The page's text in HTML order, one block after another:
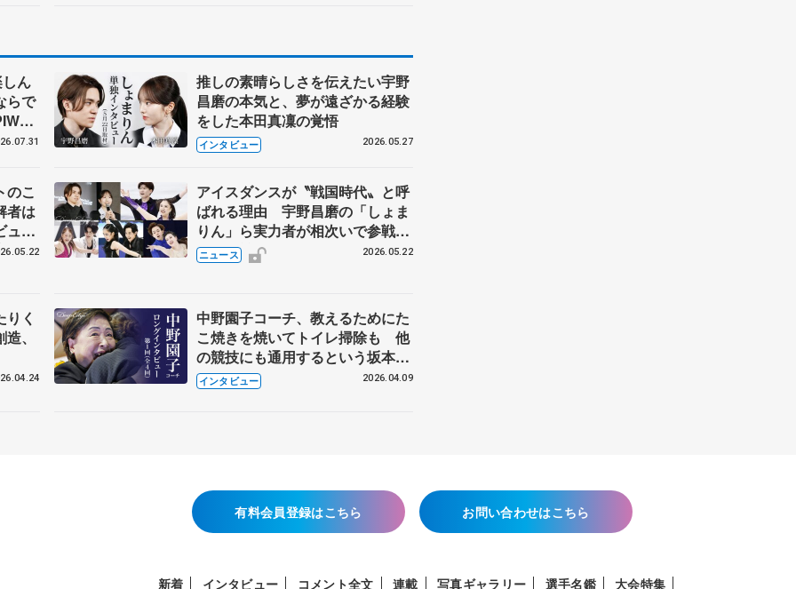
ん
らで
前
推しの素晴らしさを伝えたい宇野
昌磨の本気と、夢が遠ざかる経験
をした本田真凜の覚悟
インタビュー 2026.05.27
のこ
者は
ュー
人、
アイスダンスが〝戦国時代〟と呼
ばれる理由 宇野昌磨の「しょま
りん」ら実力者が相次いで参戦
国内の競争激化
ニュース 2026.05.22
く
、
中野園子コーチ、教えるためにた
こ焼きを焼いてトイレ掃除も 他
の競技にも通用するという坂本花
織の筋肉
インタビュー 2026.04.09
有料会員登録はこちら お問い合わせはこちら
新着 インタビュー コメント全文 連載 写真ギャラリー 選手名鑑 大会特集